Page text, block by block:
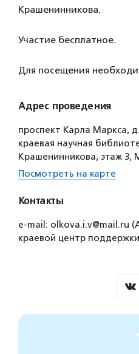
Крашенинникова.
Участие бесплатное.
Для посещения
Адрес проведения
проспект Карла Маркса,
краевая научная
Крашенинникова, этаж 3,
Посмотреть на карте
Контакты
e-mail: olkova.i.v@mail.ru
краевой центр